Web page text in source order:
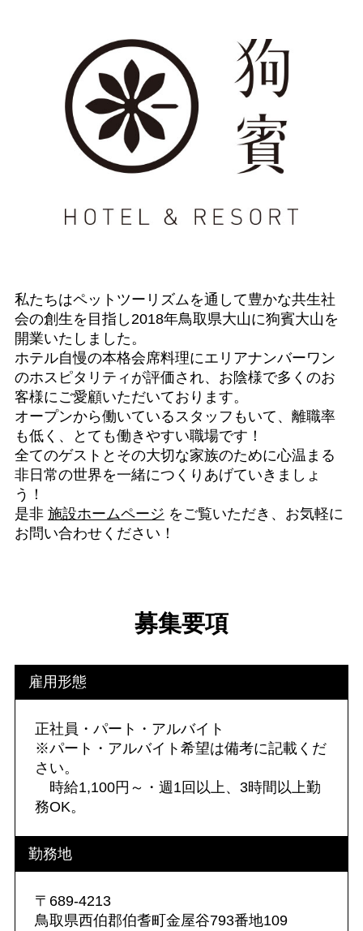
私たちはペットツーリズムを通して豊かな共生社
会の創生を目指し2018年鳥取県大山に狗賓大山を
開業いたしました。
ホテル自慢の本格会席料理にエリアナンバーワン
のホスピタリティが評価され、お陰様で多くのお
客様にご愛顧いただいております。
オープンから働いているスタッフもいて、離職率
も低く、とても働きやすい職場です！
全てのゲストとその大切な家族のために心温まる
非日常の世界を一緒につくりあげていきましょ
う！
是非 施設ホームページ をご覧いただき、お気軽に
お問い合わせください！
募集要項
雇用形態
正社員・パート・アルバイト
※パート・アルバイト希望は備考に記載くだ
さい。
時給1,100円～・週1回以上、3時間以上勤
務OK。
勤務地
〒689-4213
鳥取県西伯郡伯耆町金屋谷793番地109